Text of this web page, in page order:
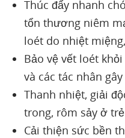
Thúc đẩy nhanh
tổn thương niêm
loét do nhiệt
Bảo vệ vết loét
và các tác nhân
Thanh nhiệt, giải
trong, rôm sảy ở
Cải thiện sức bền